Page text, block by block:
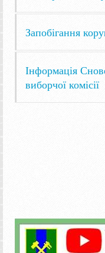
Запобігання
Інформація
виборчої комісії